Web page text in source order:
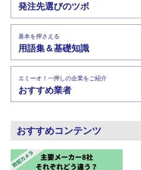
発注先選びのツボ
基本を押さえる
用語集＆基礎知識
エミーオ！一押しの企業をご紹介
おすすめ業者
おすすめコンテンツ